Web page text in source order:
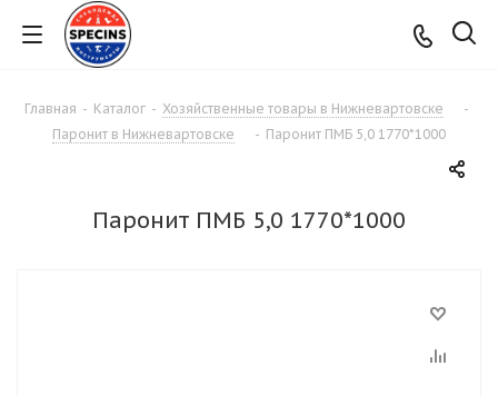
Главная - Каталог - Хозяйственные товары в Нижневартовске
-
Паронит в Нижневартовске
- Паронит ПМБ 5,0 1770*1000
Паронит ПМБ 5,0 1770*1000